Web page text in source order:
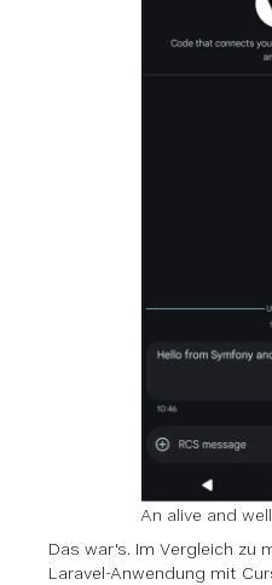
An alive and
Das war's. Im Vergleich zu
Laravel-Anwendung mit